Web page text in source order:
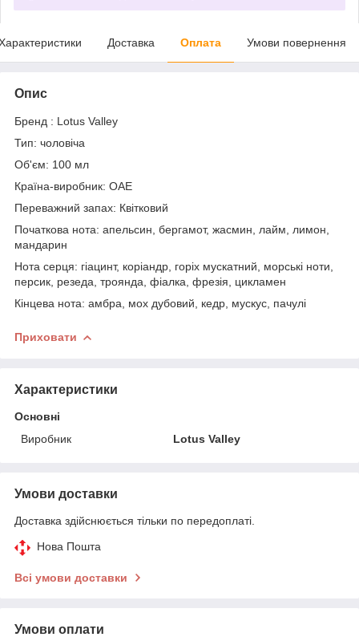
Доставка Оплата Умови повернення
Опис
Бренд : Lotus Valley
Тип: чоловіча
Об'єм: 100 мл
Країна-виробник: ОАЕ
Переважний запах: Квітковий
Початкова нота: апельсин, бергамот, жасмин, лайм, лимон,
мандарин
Нота серця: гіацинт, коріандр, горіх мускатний, морські ноти,
персик, резеда, троянда, фіалка, фрезія, цикламен
Кінцева нота: амбра, мох дубовий, кедр, мускус, пачулі
Приховати
Характеристики
Основні
Виробник
Lotus Valley
Умови доставки
Доставка здійснюється тільки по передоплаті.
Нова Пошта
Всі умови доставки
Умови оплати